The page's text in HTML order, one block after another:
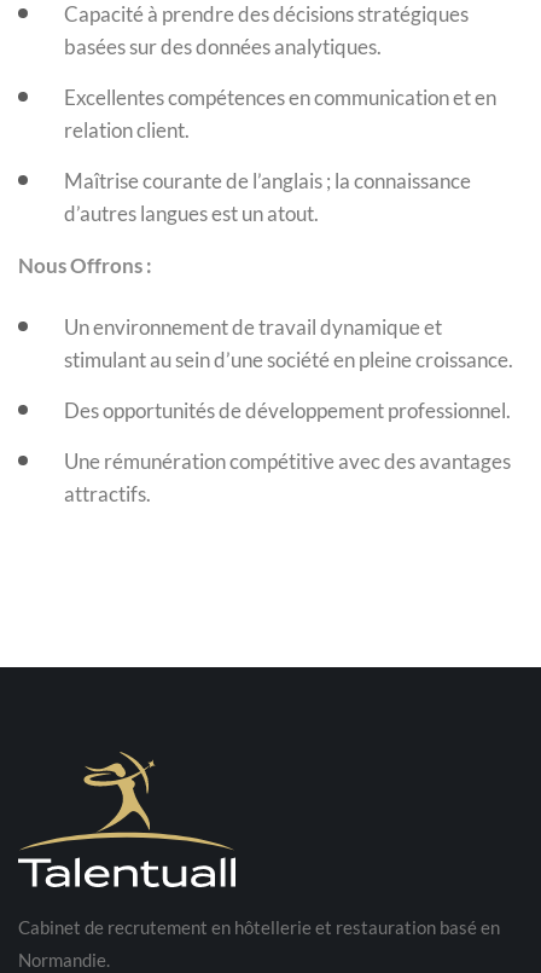
Capacité à prendre des décisions stratégiques
basées sur des données analytiques.
Excellentes compétences en communication et en
relation client.
Maîtrise courante de l’anglais ; la connaissance
d’autres langues est un atout.
Nous Offrons :
Un environnement de travail dynamique et
stimulant au sein d’une société en pleine croissance.
Des opportunités de développement professionnel.
Une rémunération compétitive avec des avantages
attractifs.
Cabinet de recrutement en hôtellerie et restauration basé en
Normandie.